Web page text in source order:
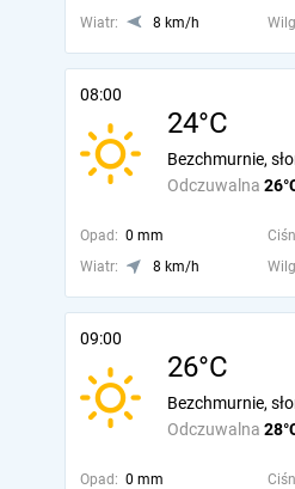
Wiatr: 8 km/h
08:00
24°C
Odczuwalna
Bezchmurnie,
Opad: 0 mm
Wiatr:
8 km/h
09:00
26°C
Odczuwalna
Bezchmurnie,
Opad: 0 mm